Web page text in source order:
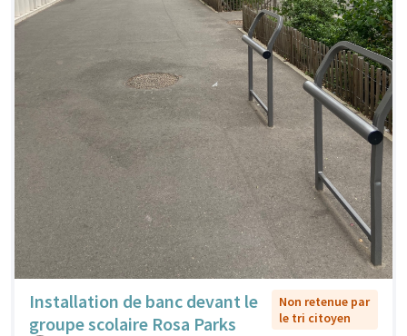
Installation de banc devant le
groupe scolaire Rosa Parks
Non retenue par
le tri citoyen